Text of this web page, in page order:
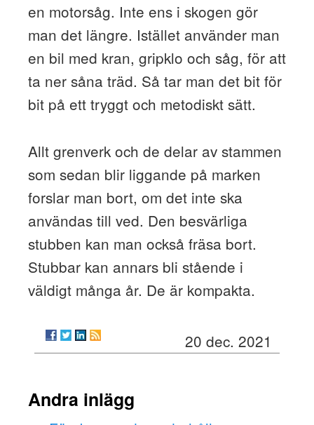
en motorsåg. Inte ens i skogen gör
man det längre. Istället använder man
en bil med kran, gripklo och såg, för att
ta ner såna träd. Så tar man det bit för
bit på ett tryggt och metodiskt sätt.
Allt grenverk och de delar av stammen
som sedan blir liggande på marken
forslar man bort, om det inte ska
användas till ved. Den besvärliga
stubben kan man också fräsa bort.
Stubbar kan annars bli stående i
väldigt många år. De är kompakta.
20 dec. 2021
Andra inlägg